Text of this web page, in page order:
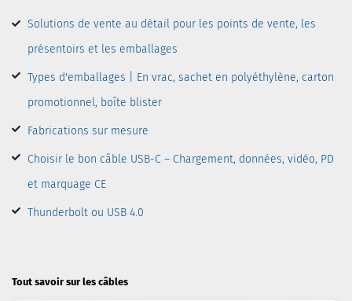
Solutions de vente au détail pour les points de vente, les
présentoirs et les emballages
Types d'emballages | En vrac, sachet en polyéthylène, carton
promotionnel, boîte blister
Fabrications sur mesure
Choisir le bon câble USB-C – Chargement, données, vidéo, PD
et marquage CE
Thunderbolt ou USB 4.0
Tout savoir sur les câbles